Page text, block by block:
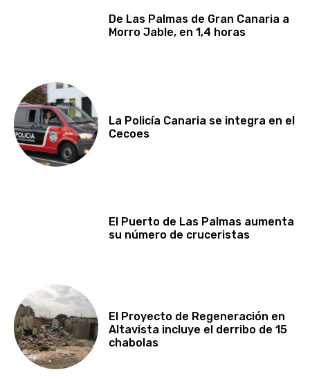
De Las Palmas de Gran Canaria a
Morro Jable, en 1,4 horas
La Policía Canaria se integra en el
Cecoes
El Puerto de Las Palmas aumenta
su número de cruceristas
El Proyecto de Regeneración en
Altavista incluye el derribo de 15
chabolas